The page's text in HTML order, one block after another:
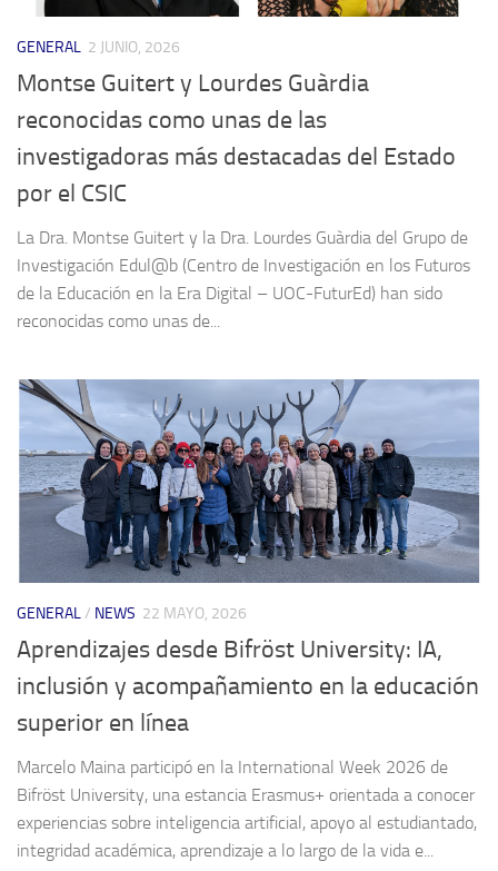
GENERAL 2 JUNIO, 2026
Montse Guitert y Lourdes Guàrdia
reconocidas como unas de las
investigadoras más destacadas del Estado
por el CSIC
La Dra. Montse Guitert y la Dra. Lourdes Guàrdia del Grupo de
Investigación Edul@b (Centro de Investigación en los Futuros
de la Educación en la Era Digital – UOC-FuturEd) han sido
reconocidas como unas de...
GENERAL/ NEWS 22 MAYO, 2026
Aprendizajes desde Bifröst University: IA,
inclusión y acompañamiento en la educación
superior en línea
Marcelo Maina participó en la International Week 2026 de
Bifröst University, una estancia Erasmus+ orientada a conocer
experiencias sobre inteligencia artificial, apoyo al estudiantado,
integridad académica, aprendizaje a lo largo de la vida e...